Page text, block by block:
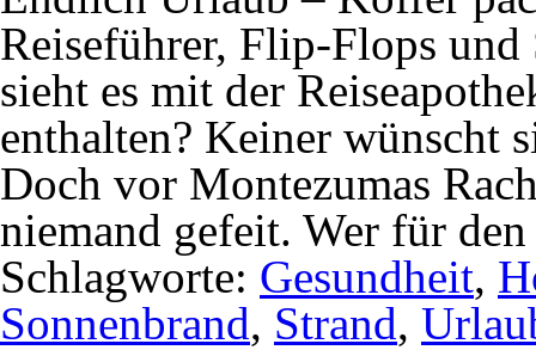
Reiseführer, Flip-Flops
sieht es mit der
enthalten? Keiner wünscht
Doch vor Montezumas
niemand gefeit. Wer für
Schlagworte: Gesundheit,
Sonnenbrand, Strand,